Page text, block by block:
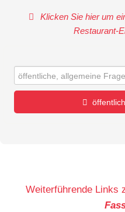
Klicken Sie hier um
Restaurant-
Weiterführende Links